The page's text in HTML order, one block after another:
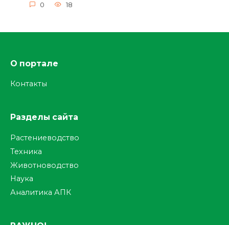
0 18
О портале
Контакты
Разделы сайта
Растениеводство
Техника
Животноводство
Наука
Аналитика АПК